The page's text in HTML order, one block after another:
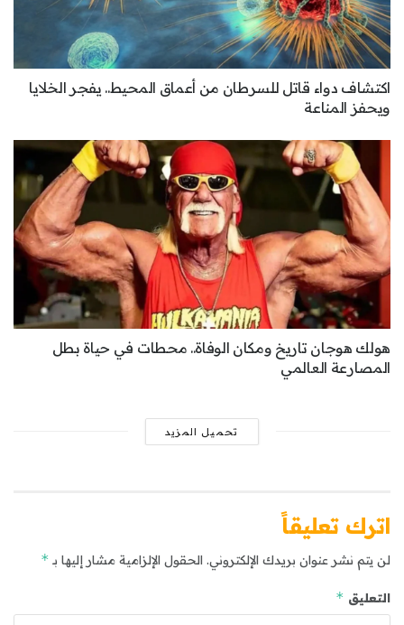
اكتشاف دواء قاتل للسرطان من أعماق المحيط.. يفجر الخلايا
ويحفز المناعة
هولك هوجان تاريخ ومكان الوفاة.. محطات في حياة بطل
المصارعة العالمي
تحميل المزيد
اترك تعليقاً
لن يتم نشر عنوان بريدك الإلكتروني. الحقول الإلزامية مشار إليها بـ *
التعليق *